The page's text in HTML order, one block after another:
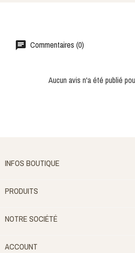
Commentaires (0)
Aucun avis n'a été publié
INFOS BOUTIQUE
PRODUITS
NOTRE SOCIÉTÉ
ACCOUNT